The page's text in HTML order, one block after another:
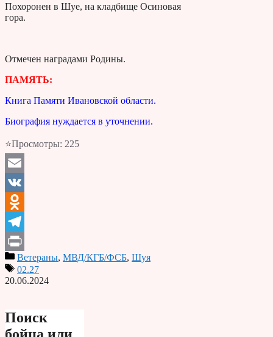
Похоронен в Шуе, на кладбище Осиновая
гора.
Отмечен наградами Родины.
ПАМЯТЬ:
Книга Памяти Ивановской области.
Биография нуждается в уточнении.
⭐Просмотры: 225
Email
VK
Odnoklassniki
Telegram
PrintВетераны, МВД/КГБ/ФСБ, Шуя
02.27
20.06.2024
Поиск
бойца или